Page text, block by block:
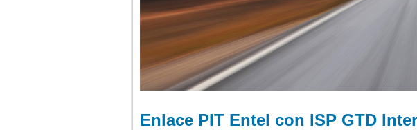
Enlace PIT Entel con ISP GTD